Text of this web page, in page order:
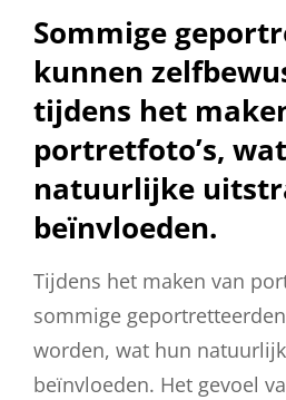
Sommige
kunnen
tijdens het
portretfoto’s,
natuurlijke
beïnvloeden.
Tijdens het maken van
sommige
worden, wat hun
beïnvloeden. Het gevoel